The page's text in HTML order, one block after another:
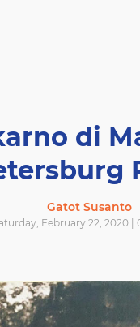
di
Gatot Susanto
February 22, 2020 |